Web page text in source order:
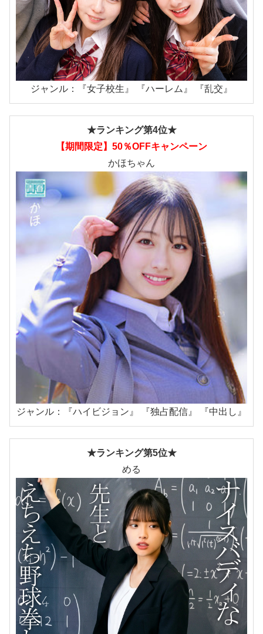
ジャンル：『女子校生』 『ハーレム』 『乱交』
★ランキング第4位★
【期間限定】50％OFFキャンペーン
かほちゃん
ジャンル：『ハイビジョン』 『独占配信』 『中出し』
★ランキング第5位★
める